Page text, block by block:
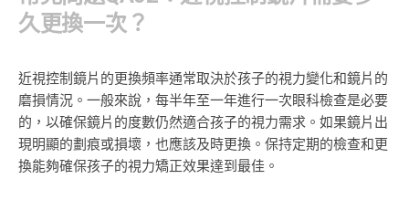
久更換一次？
近視控制鏡片的更換頻率通常取決於孩子的視力變化和鏡片的
磨損情況。一般來說，每半年至一年進行一次眼科檢查是必要
的，以確保鏡片的度數仍然適合孩子的視力需求。如果鏡片出
現明顯的劃痕或損壞，也應該及時更換。保持定期的檢查和更
換能夠確保孩子的視力矯正效果達到最佳。